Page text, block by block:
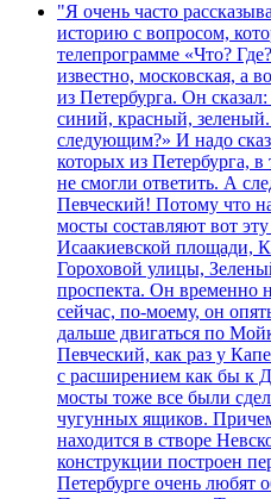
"Я очень часто
историю с вопросом,
телепрограмме «Что?
известно, московская, а
из Петербурга. Он
синий, красный,
следующим?» И надо
которых из Петербурга,
не смогли ответить. А
Певческий! Потому что
мосты составляют вот
Исаакиевской площади,
Гороховой улицы,
проспекта. Он временно
сейчас, по-моему, он
дальше двигаться по
Певческий, как раз у
с расширением как бы к
мосты тоже все были
чугунных ящиков.
находится в створе
конструкции построен
Петербурге очень любят